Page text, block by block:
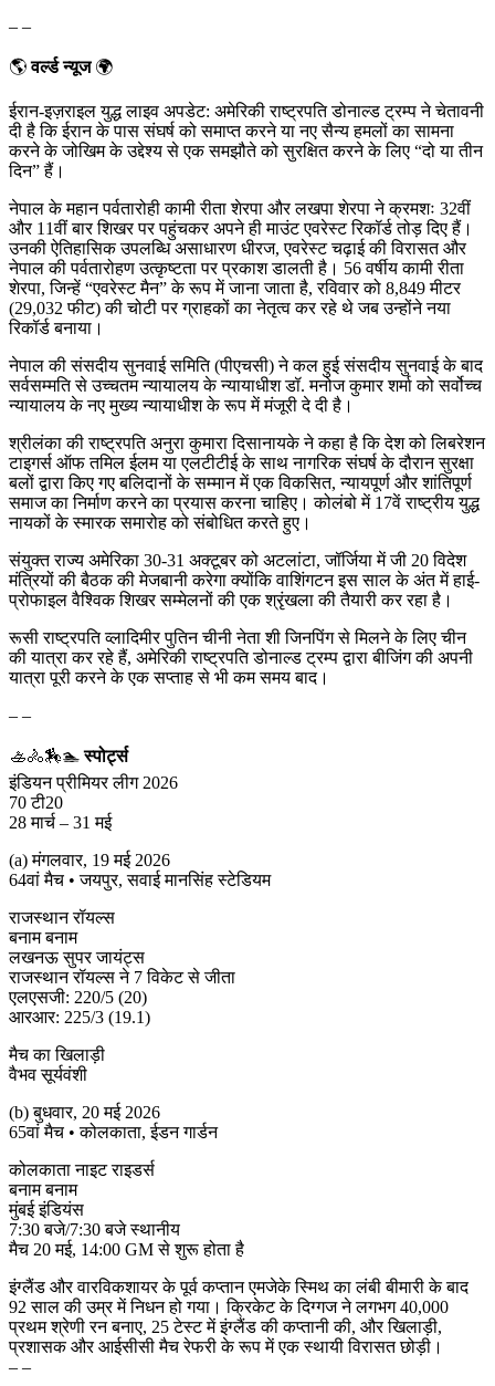
– –
🌎वर्ल्ड न्यूज🌍
ईरान-इज़राइल युद्ध लाइव अपडेट: अमेरिकी राष्ट्रपति डोनाल्ड ट्रम्प ने चेतावनी
दी है कि ईरान के पास संघर्ष को समाप्त करने या नए सैन्य हमलों का सामना
करने के जोखिम के उद्देश्य से एक समझौते को सुरक्षित करने के लिए “दो या तीन
दिन” हैं।
नेपाल के महान पर्वतारोही कामी रीता शेरपा और लखपा शेरपा ने क्रमशः 32वीं
और 11वीं बार शिखर पर पहुंचकर अपने ही माउंट एवरेस्ट रिकॉर्ड तोड़ दिए हैं।
उनकी ऐतिहासिक उपलब्धि असाधारण धीरज, एवरेस्ट चढ़ाई की विरासत और
नेपाल की पर्वतारोहण उत्कृष्टता पर प्रकाश डालती है। 56 वर्षीय कामी रीता
शेरपा, जिन्हें “एवरेस्ट मैन” के रूप में जाना जाता है, रविवार को 8,849 मीटर
(29,032 फीट) की चोटी पर ग्राहकों का नेतृत्व कर रहे थे जब उन्होंने नया
रिकॉर्ड बनाया।
नेपाल की संसदीय सुनवाई समिति (पीएचसी) ने कल हुई संसदीय सुनवाई के बाद
सर्वसम्मति से उच्चतम न्यायालय के न्यायाधीश डॉ. मनोज कुमार शर्मा को सर्वोच्च
न्यायालय के नए मुख्य न्यायाधीश के रूप में मंजूरी दे दी है।
श्रीलंका की राष्ट्रपति अनुरा कुमारा दिसानायके ने कहा है कि देश को लिबरेशन
टाइगर्स ऑफ तमिल ईलम या एलटीटीई के साथ नागरिक संघर्ष के दौरान सुरक्षा
बलों द्वारा किए गए बलिदानों के सम्मान में एक विकसित, न्यायपूर्ण और शांतिपूर्ण
समाज का निर्माण करने का प्रयास करना चाहिए। कोलंबो में 17वें राष्ट्रीय युद्ध
नायकों के स्मारक समारोह को संबोधित करते हुए।
संयुक्त राज्य अमेरिका 30-31 अक्टूबर को अटलांटा, जॉर्जिया में जी 20 विदेश
मंत्रियों की बैठक की मेजबानी करेगा क्योंकि वाशिंगटन इस साल के अंत में हाई-
प्रोफाइल वैश्विक शिखर सम्मेलनों की एक श्रृंखला की तैयारी कर रहा है।
रूसी राष्ट्रपति व्लादिमीर पुतिन चीनी नेता शी जिनपिंग से मिलने के लिए चीन
की यात्रा कर रहे हैं, अमेरिकी राष्ट्रपति डोनाल्ड ट्रम्प द्वारा बीजिंग की अपनी
यात्रा पूरी करने के एक सप्ताह से भी कम समय बाद।
– –
🚣🚴🏇🏊स्पोर्ट्स
इंडियन प्रीमियर लीग 2026
70 टी20
28 मार्च – 31 मई
(a) मंगलवार, 19 मई 2026
64वां मैच • जयपुर, सवाई मानसिंह स्टेडियम
राजस्थान रॉयल्स
बनाम बनाम
लखनऊ सुपर जायंट्स
राजस्थान रॉयल्स ने 7 विकेट से जीता
एलएसजी: 220/5 (20)
आरआर: 225/3 (19.1)
मैच का खिलाड़ी
वैभव सूर्यवंशी
(b) बुधवार, 20 मई 2026
65वां मैच • कोलकाता, ईडन गार्डन
कोलकाता नाइट राइडर्स
बनाम बनाम
मुंबई इंडियंस
7:30 बजे/7:30 बजे स्थानीय
मैच 20 मई, 14:00 GM से शुरू होता है
इंग्लैंड और वारविकशायर के पूर्व कप्तान एमजेके स्मिथ का लंबी बीमारी के बाद
92 साल की उम्र में निधन हो गया। क्रिकेट के दिग्गज ने लगभग 40,000
प्रथम श्रेणी रन बनाए, 25 टेस्ट में इंग्लैंड की कप्तानी की, और खिलाड़ी,
प्रशासक और आईसीसी मैच रेफरी के रूप में एक स्थायी विरासत छोड़ी।
– –